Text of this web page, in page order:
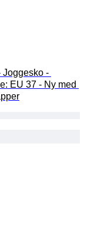
Joggesko -
EU 37 - Ny med